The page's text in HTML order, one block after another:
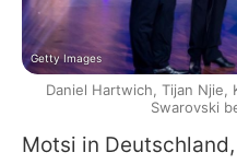
Motsi in
Getty Images
Daniel Hartwich, Tijan
Swarovski